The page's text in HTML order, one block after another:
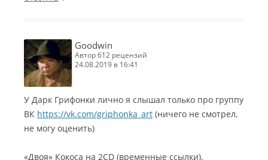
Goodwin
автор 612 рецензий
24.08.2019 в 16:41
У Дарк Грифонки лично я слышал только про группу
ВК https://vk.com/griphonka_art (ничего не смотрел,
не могу оценить)
«Двоя» Кокоса на 2CD (временные ссылки).